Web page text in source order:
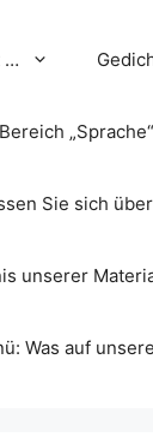
…
Bereich
Sie sich
unserer
Was auf